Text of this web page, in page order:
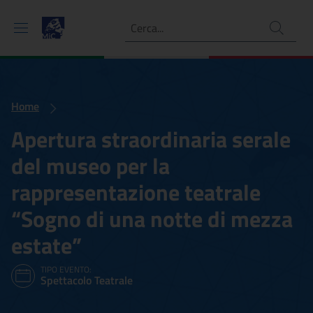
Ricerca
Home
Apertura straordinaria serale
del museo per la
rappresentazione teatrale
“Sogno di una notte di mezza
estate”
TIPO EVENTO:
Spettacolo Teatrale